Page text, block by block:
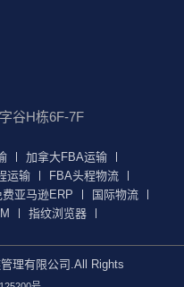
谷H栋6F-7F
加拿大FBA运输
运输
FBA头程物流
费亚马逊ERP
国际物流
指纹浏览器
理有限公司.All Rights